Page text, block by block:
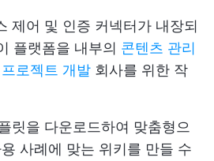
제어 및 인증 커넥터가 내장되
플랫폼을 내부의 콘텐츠 관리
프로젝트 개발 회사를 위한 작
릿을 다운로드하여 맞춤형으
사례에 맞는 위키를 만들 수